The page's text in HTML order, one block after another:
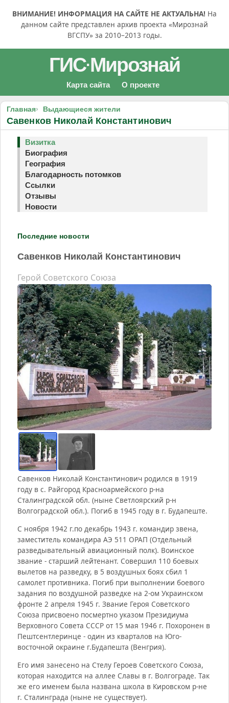
ВНИМАНИЕ! ИНФОРМАЦИЯ НА САЙТЕ НЕ АКТУАЛЬНА! На
данном сайте представлен архив проекта «Мирознай
ВГСПУ» за 2010–2013 годы.
ГИС·Мирознай
Карта сайта О проекте
Главная Выдающиеся жители
Савенков Николай Константинович
Визитка
Биография
География
Благодарность потомков
Ссылки
Отзывы
Новости
Последние новости
Савенков Николай Константинович
Герой Советского Союза
Савенков Николай Константинович родился в 1919
году в с. Райгород Красноармейского р-на
Сталинградской обл. (ныне Светлоярский р-н
Волгоградской обл.). Погиб в 1945 году в г. Будапеште.
С ноября 1942 г.по декабрь 1943 г. командир звена,
заместитель командира АЭ 511 ОРАП (Отдельный
разведывательный авиационный полк). Воинское
звание - старший лейтенант. Совершил 110 боевых
вылетов на разведку, в 5 воздушных боях сбил 1
самолет противника. Погиб при выполнении боевого
задания по воздушной разведке на 2-ом Украинском
фронте 2 апреля 1945 г. Звание Героя Советского
Союза присвоено посмертно указом Президиума
Верховного Совета СССР от 15 мая 1946 г. Похоронен в
Пештсентлеринце - один из кварталов на Юго-
восточной окраине г.Будапешта (Венгрия).
Его имя занесено на Стелу Героев Советского Союза,
которая находится на аллее Славы в г. Волгограде. Так
же его именем была названа школа в Кировском р-не
г. Сталинграда (ныне не существует).